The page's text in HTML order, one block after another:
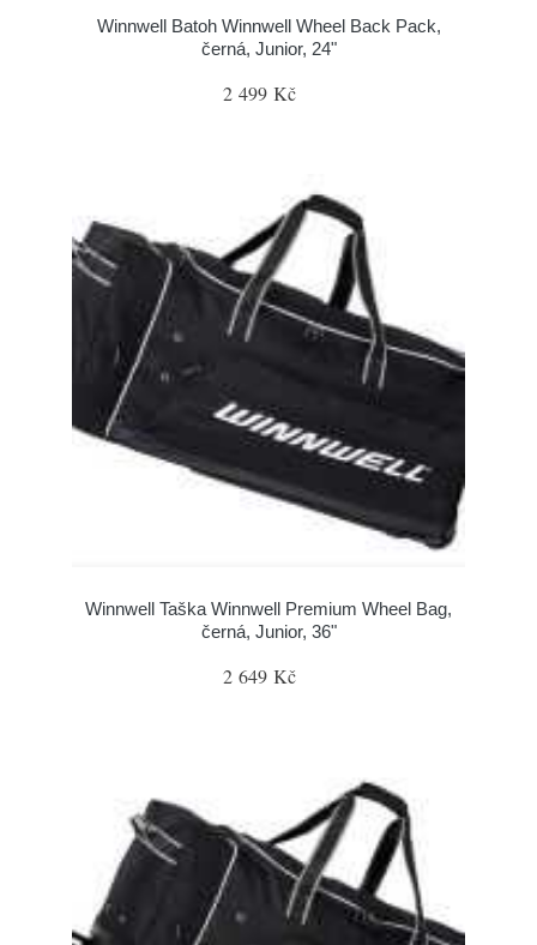
Winnwell Batoh Winnwell Wheel Back Pack,
černá, Junior, 24"
2 499 Kč
Winnwell Taška Winnwell Premium Wheel Bag,
černá, Junior, 36"
2 649 Kč